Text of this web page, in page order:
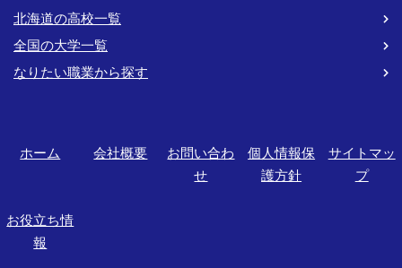
北海道の高校一覧
全国の大学一覧
なりたい職業から探す
ホーム 会社概要
お問い合わ
せ
個人情報保
護方針
サイトマッ
プ
お役立ち情
報